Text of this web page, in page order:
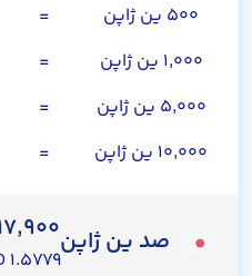
۵۰۰ ین ژاپن
=
۱,۰۰۰ ین ژاپن
=
۵,۰۰۰ ین ژاپن
=
۱۰,۰۰۰ ین ژاپن
=
صد ین ژاپن
۱.۵۷۷۹ USD